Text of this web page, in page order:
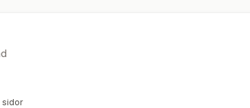
sidor